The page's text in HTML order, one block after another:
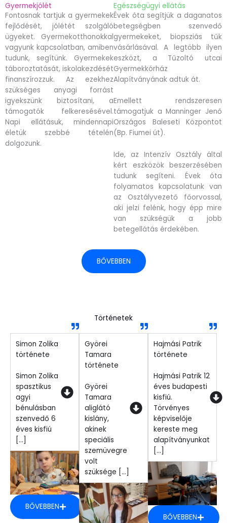
Gyermekjólét
Fontosnak tartjuk a gyermekek
fejlődését, jólétét szolgáló
ügyeket. Gyermekotthonokkal
vagyunk kapcsolatban, amiben
tudunk, segítünk. Gyermekek
táboroztatását, iskolakezdését
finanszírozzuk. Az ezekhez
szükséges anyagi forrást
igyekszünk biztosítani, a
támogatók felkeresésével.
Napi ellátásuk, mindennapi
életük szebbé tételén
dolgozunk.
Egészségügyi ellátás
Évek óta segítjük a daganatos
betegségben szenvedő
gyermekeket, biopsziás tűk
vásárlásával. A legtöbb ilyen
eszközt, a Tűzoltó utcai
Gyermekkórház
Alapítványának adtuk át.
Emellett rendszeresen
támogatjuk a Manninger Jenő
Országos Baleseti Központot
(Bp. Fiumei út).
Ide, az Intenzív Osztály által
kért eszközök beszerzésében
tudunk segíteni. Évek óta
folyamatos kapcsolatunk van
az Osztályvezető főorvossal,
aki jelzi felénk, hogy épp mire
van szükségük a jobb
betegellátás érdekében.
BŐVEBBEN
Történetek
Simon Zolika
története
Simon Zolika
spasztikus
agyi
bénulásban
szenvedő 6
éves kisfiú
[...]
BŐVEBBEN
Györei
Tamara
története
Györei
Tamara
aliglátó
kislány,
akinek
speciális
szemüvegre
volt
szüksége [...]
Hajmási Patrik
története
Hajmási Patrik 12
éves budapesti
kisfiú.
Törvényes
képviselője
kereste meg
alapítványunkat
[...]
BŐVEBBEN